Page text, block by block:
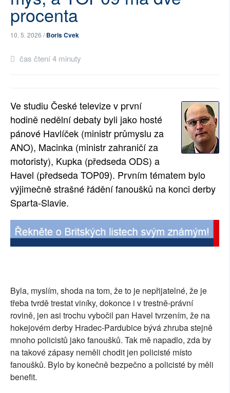
procenta
10. 5. 2026 /Boris Cvek
čas čtení 4 minuty
Ve studiu České televize v první
hodině nedělní debaty byli jako hosté
pánové Havlíček (ministr průmyslu za
ANO), Macinka (ministr zahraničí za
motoristy), Kupka (předseda ODS) a
Havel (předseda TOP09). Prvním tématem bylo
výjimečně strašné řádění fanoušků na konci derby
Sparta-Slavie.
Byla, myslím, shoda na tom, že to je nepřijatelné, že je
třeba tvrdě trestat viníky, dokonce i v trestně-právní
rovině, jen asi trochu vybočil pan Havel tvrzením, že na
hokejovém derby Hradec-Pardubice bývá zhruba stejně
mnoho policistů jako fanoušků. Tak mě napadlo, zda by
na takové zápasy neměli chodit jen policisté místo
fanoušků. Bylo by konečně bezpečno a policisté by měli
benefit.